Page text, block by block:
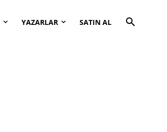
YAZARLAR SATIN AL